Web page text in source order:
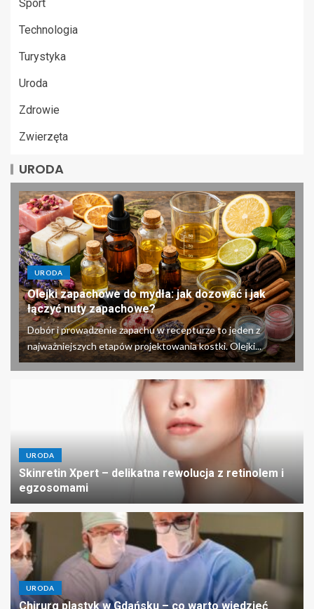
Sport
Technologia
Turystyka
Uroda
Zdrowie
Zwierzęta
URODA
URODA
Olejki zapachowe do mydła: jak dozować i jak
łączyć nuty zapachowe?
Dobór i prowadzenie zapachu w recepturze to jeden z
najważniejszych etapów projektowania kostki. Olejki...
URODA
Skinretin Xpert – delikatna rewolucja z retinolem i
egzosomami
URODA
Chirurg plastyk w Gdańsku – co warto wiedzieć